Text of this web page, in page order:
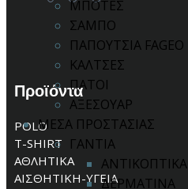
ΜΠΟΤΕΣ
ΣΑΜΠΟ
ΠΑΠΟΥΤΣΙΑ FAGEO
ΚΑΛΤΣΕΣ
ΠΑΤΟΙ
ΑΞΕΣΟΥΑΡ
ΜΕΣΑ ΠΡΟΣΤΑΣΙΑΣ
ΓΑΝΤΙΑ
ΑΝΤΙΚΟΠΤΙΚΑ
ΔΕΡΜΑΤΙΝΑ
Προϊόντα
POLO
T-SHIRT
ΑΘΛΗΤΙΚΑ
ΑΙΣΘΗΤΙΚΗ-ΥΓΕΙΑ